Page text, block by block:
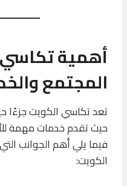
أهمية
المجتمع
تعد تكاسي الكويت جزءًا
حيث تقدم خدمات مهمة
فيما يلي أهم الجوانب
الكويت: